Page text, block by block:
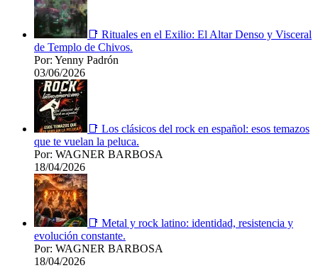
📑 Rituales en el Exilio: El Altar Denso y Visceral
de Templo de Chivos.
Por: Yenny Padrón
03/06/2026
📑 Los clásicos del rock en español: esos temazos
que te vuelan la peluca.
Por: WAGNER BARBOSA
18/04/2026
📑 Metal y rock latino: identidad, resistencia y
evolución constante.
Por: WAGNER BARBOSA
18/04/2026